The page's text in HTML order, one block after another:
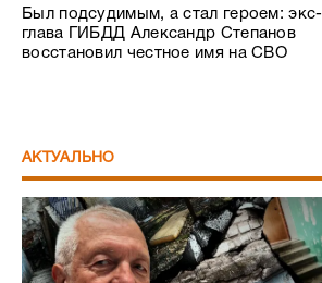
Был подсудимым, а стал героем: экс-
глава ГИБДД Александр Степанов
восстановил честное имя на СВО
АКТУАЛЬНО